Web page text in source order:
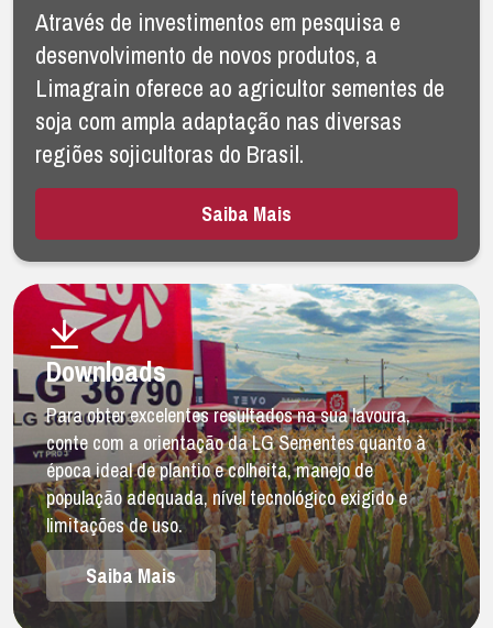
Através de investimentos em pesquisa e
desenvolvimento de novos produtos, a
Limagrain oferece ao agricultor sementes de
soja com ampla adaptação nas diversas
regiões sojicultoras do Brasil.
Saiba Mais
Downloads
Para obter excelentes resultados na sua lavoura,
conte com a orientação da LG Sementes quanto à
época ideal de plantio e colheita, manejo de
população adequada, nível tecnológico exigido e
limitações de uso.
Saiba Mais